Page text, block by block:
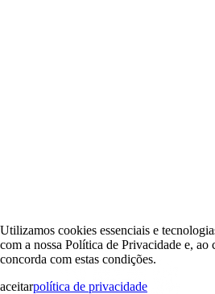
Utilizamos cookies essenciais e
com a nossa Política de Privacidade e,
concorda com estas condições.
aceitarpolítica de privacidade